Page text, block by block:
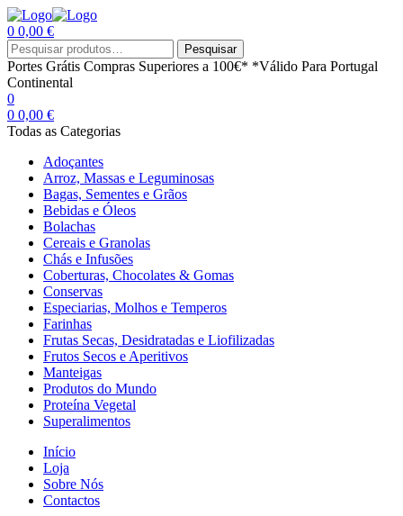
0 0,00 €
Menu
Procurar
por:
Pesquisar
Portes Grátis Compras Superiores a 100€* *Válido Para Portugal
Continental
0
0 0,00 €
Todas as Categorias
Adoçantes
Arroz, Massas e Leguminosas
Bagas, Sementes e Grãos
Bebidas e Óleos
Bolachas
Cereais e Granolas
Chás e Infusões
Coberturas, Chocolates & Gomas
Conservas
Especiarias, Molhos e Temperos
Farinhas
Frutas Secas, Desidratadas e Liofilizadas
Frutos Secos e Aperitivos
Manteigas
Produtos do Mundo
Proteína Vegetal
Superalimentos
Início
Loja
Sobre Nós
Contactos